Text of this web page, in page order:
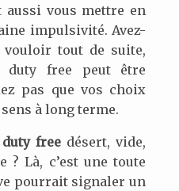
aussi vous mettre en
impulsivité. Avez-
vouloir tout de suite,
free peut être
pas que vos choix
à long terme.
duty free désert, vide,
Là, c’est une toute
pourrait signaler un